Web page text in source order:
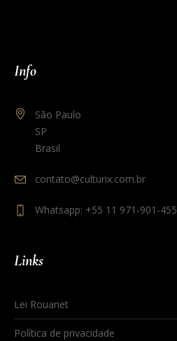
Info
São Paulo
SP
Brasil
contato@culturix.com.br
Whatsapp: +55 11 971-901-455
Links
Lei Rouanet
Política de privacidade